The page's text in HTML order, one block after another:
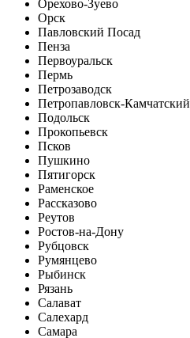
Орехово-Зуево
Орск
Павловский Посад
Пенза
Первоуральск
Пермь
Петрозаводск
Петропавловск-Камчатский
Подольск
Прокопьевск
Псков
Пушкино
Пятигорск
Раменское
Рассказово
Реутов
Ростов-на-Дону
Рубцовск
Румянцево
Рыбинск
Рязань
Салават
Салехард
Самара